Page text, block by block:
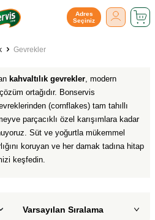
Adres
Seçiniz
Gevrekler
kahvaltılık gevrekler, modern
ortağıdır. Bonservis
(cornflakes) tam tahıllı
parçacıklı özel karışımlara kadar
Süt ve yoğurtla mükemmel
koruyan ve her damak tadına hitap
keşfedin.